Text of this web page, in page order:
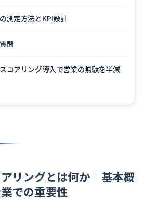
測定方法とKPI設計
問
コアリング導入で営業の無駄を半減
リングとは何か｜基本概
での重要性